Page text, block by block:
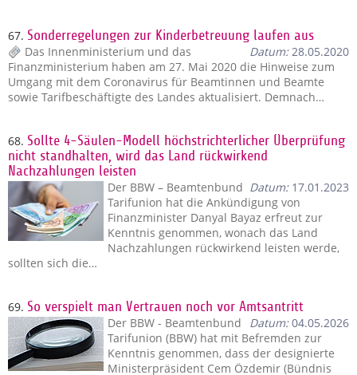
67. Sonderregelungen zur Kinderbetreuung laufen aus
Datum:28.05.2020
Das Innenministerium und das
Finanzministerium haben am 27. Mai 2020 die Hinweise zum
Umgang mit dem Coronavirus für Beamtinnen und Beamte
sowie Tarifbeschäftigte des Landes aktualisiert. Demnach…
68. Sollte 4-Säulen-Modell höchstrichterlicher Überprüfung
nicht standhalten, wird das Land rückwirkend
Nachzahlungen leisten
Datum:17.01.2023
Der BBW – Beamtenbund
Tarifunion hat die Ankündigung von
Finanzminister Danyal Bayaz erfreut zur
Kenntnis genommen, wonach das Land
Nachzahlungen rückwirkend leisten werde,
sollten sich die…
69. So verspielt man Vertrauen noch vor Amtsantritt
Datum:04.05.2026
Der BBW - Beamtenbund
Tarifunion (BBW) hat mit Befremden zur
Kenntnis genommen, dass der designierte
Ministerpräsident Cem Özdemir (Bündnis